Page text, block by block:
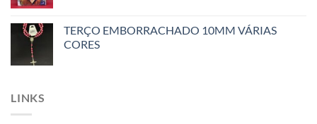
TERÇO EMBORRACHADO 10MM VÁRIAS
CORES
LINKS